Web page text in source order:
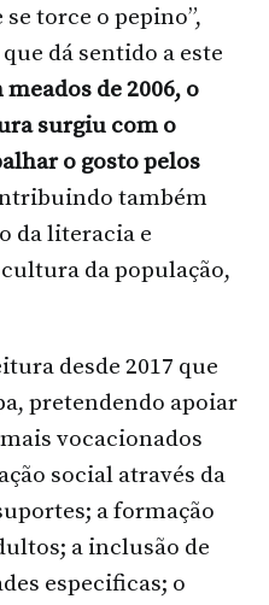
se torce o pepino”,
dá sentido a este
de 2006, o
surgiu com o
o gosto pelos
também
da literacia e
da população,
desde 2017 que
pretendendo apoiar
vocacionados
social através da
a formação
a inclusão de
especificas; o